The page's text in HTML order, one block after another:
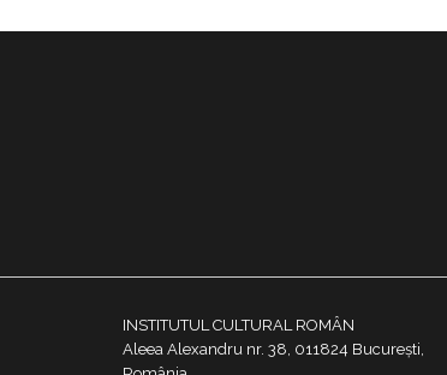
INSTITUTUL CULTURAL ROMÂN
Aleea Alexandru nr. 38, 011824 București,